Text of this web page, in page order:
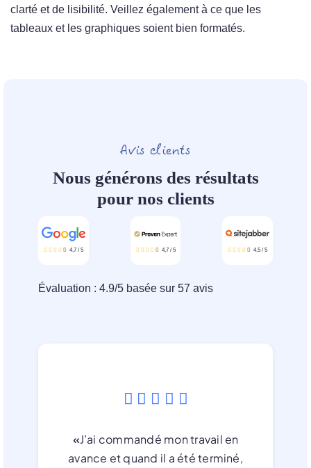
clarté et de lisibilité. Veillez également à ce que les
tableaux et les graphiques soient bien formatés.
Avis clients
Nous générons des résultats
pour nos clients
4,7/ 5 4,7/ 5 4,5 /5
Évaluation : 4.9/5 basée sur 57 avis
«J’ai commandé mon travail en
avance et quand il a été terminé,